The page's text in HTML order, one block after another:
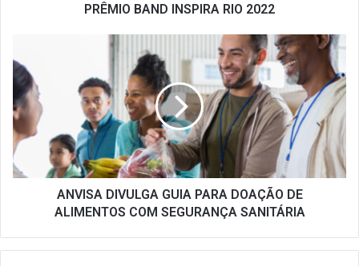
PRÊMIO BAND INSPIRA RIO 2022
DIVULGA
GUIA
PARA
DOAÇÃO
DE
ALIMENTOS
COM
SEGURANÇA
SANITÁRIAANVISA DIVULGA GUIA PARA DOAÇÃO DE
ALIMENTOS COM SEGURANÇA SANITÁRIA